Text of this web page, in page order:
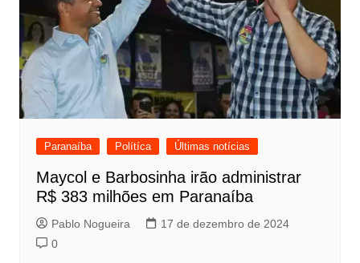
Paranaíba Polítíca Últimas notícias
Maycol e Barbosinha irão administrar
R$ 383 milhões em Paranaíba
Pablo Nogueira
17 de dezembro de 2024
0